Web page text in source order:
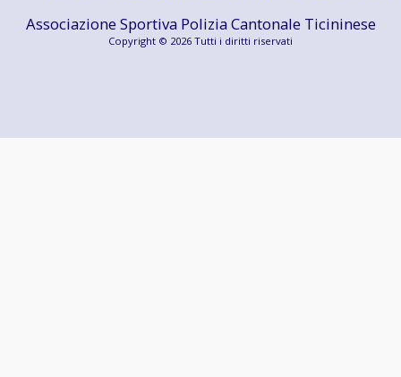
Associazione Sportiva Polizia Cantonale Ticininese
Copyright © 2026 Tutti i diritti riservati